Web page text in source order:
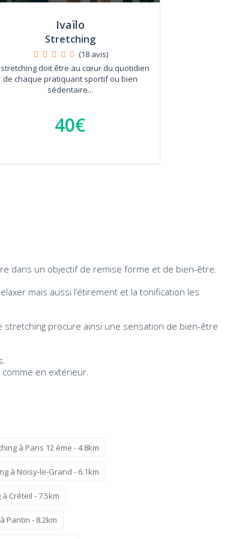
Ivaïlo
Stretching
(18 avis)
stretching doit être au cœur du quotidien
de chaque pratiquant sportif ou bien
sédentaire...
40€
dans un objectif de remise forme et de bien-être.
mais aussi l’étirement et la tonification les
stretching procure ainsi une sensation de bien-être
en extérieur.
à Paris 12 ème - 4.8km
à Noisy-le-Grand - 6.1km
Créteil - 7.5km
Pantin - 8.2km